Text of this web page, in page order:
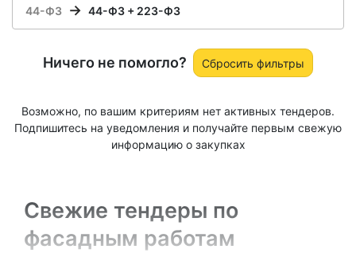
44-ФЗ
44-ФЗ + 223-ФЗ
Ничего не помогло? Сбросить фильтры
Возможно, по вашим критериям нет активных тендеров.
Подпишитесь на уведомления и получайте первым свежую
информацию о закупках
Свежие тендеры по
фасадным работам